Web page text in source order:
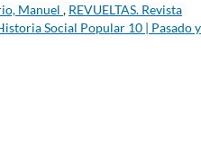
Manuel , REVUELTAS. Revista
Social Popular 10 | Pasado y